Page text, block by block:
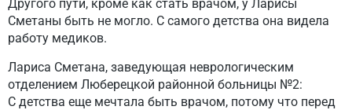
Другого пути, кроме как стать врачом, у Ларисы
Сметаны быть не могло. С самого детства она видела
работу медиков.
Лариса Сметана, заведующая неврологическим
отделением Люберецкой районной больницы №2:
С детства еще мечтала быть врачом, потому что перед